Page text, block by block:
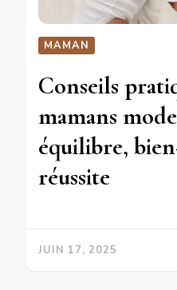
MAMAN
Conseils
mamans
équilibre,
réussite
JUIN 17, 2025